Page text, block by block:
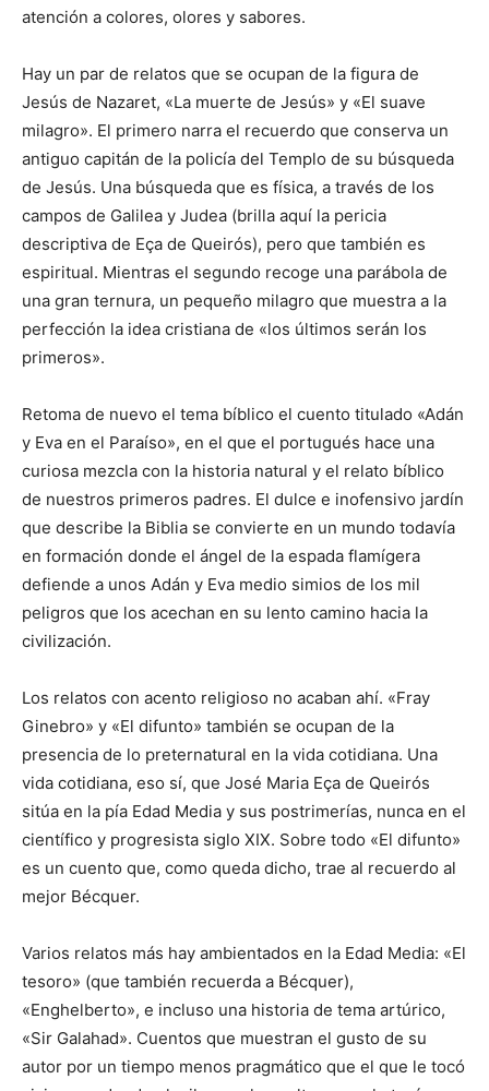
atención a colores, olores y sabores.
Hay un par de relatos que se ocupan de la figura de
Jesús de Nazaret, «La muerte de Jesús» y «El suave
milagro». El primero narra el recuerdo que conserva un
antiguo capitán de la policía del Templo de su búsqueda
de Jesús. Una búsqueda que es física, a través de los
campos de Galilea y Judea (brilla aquí la pericia
descriptiva de Eça de Queirós), pero que también es
espiritual. Mientras el segundo recoge una parábola de
una gran ternura, un pequeño milagro que muestra a la
perfección la idea cristiana de «los últimos serán los
primeros».
Retoma de nuevo el tema bíblico el cuento titulado «Adán
y Eva en el Paraíso», en el que el portugués hace una
curiosa mezcla con la historia natural y el relato bíblico
de nuestros primeros padres. El dulce e inofensivo jardín
que describe la Biblia se convierte en un mundo todavía
en formación donde el ángel de la espada flamígera
defiende a unos Adán y Eva medio simios de los mil
peligros que los acechan en su lento camino hacia la
civilización.
Los relatos con acento religioso no acaban ahí. «Fray
Ginebro» y «El difunto» también se ocupan de la
presencia de lo preternatural en la vida cotidiana. Una
vida cotidiana, eso sí, que José Maria Eça de Queirós
sitúa en la pía Edad Media y sus postrimerías, nunca en el
científico y progresista siglo XIX. Sobre todo «El difunto»
es un cuento que, como queda dicho, trae al recuerdo al
mejor Bécquer.
Varios relatos más hay ambientados en la Edad Media: «El
tesoro» (que también recuerda a Bécquer),
«Enghelberto», e incluso una historia de tema artúrico,
«Sir Galahad». Cuentos que muestran el gusto de su
autor por un tiempo menos pragmático que el que le tocó